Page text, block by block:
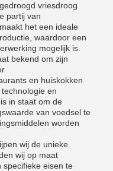
vriesdroog
partij van
het een ideale
waardoor een
mogelijk is.
bekend om zijn
en huiskokken
en
in staat om de
van voedsel te
worden
wij de unieke
wij op maat
specifieke eisen te